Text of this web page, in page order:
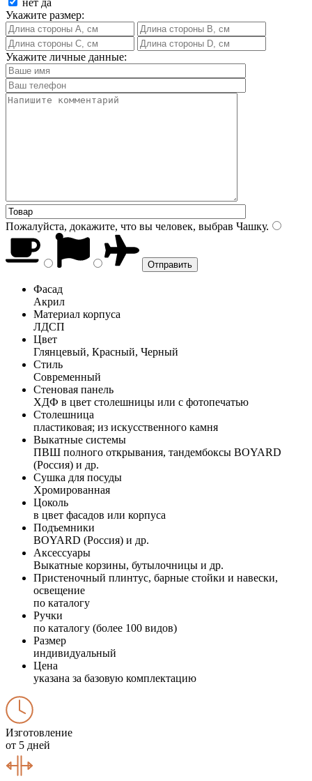
Укажите размер:
Укажите личные данные:
Пожалуйста, докажите, что вы человек, выбрав Чашку.
Фасад
Акрил
Материал корпуса
ЛДСП
Цвет
Глянцевый, Красный, Черный
Стиль
Современный
Стеновая панель
ХДФ в цвет столешницы или с фотопечатью
Столешница
пластиковая; из искусственного камня
Выкатные системы
ПВШ полного открывания, тандембоксы BOYARD
(Россия) и др.
Сушка для посуды
Хромированная
Цоколь
в цвет фасадов или корпуса
Подъемники
BOYARD (Россия) и др.
Аксессуары
Выкатные корзины, бутылочницы и др.
Пристеночный плинтус, барные стойки и навески,
освещение
по каталогу
Ручки
по каталогу (более 100 видов)
Размер
индивидуальный
Цена
указана за базовую комплектацию
Изготовление
от 5 дней